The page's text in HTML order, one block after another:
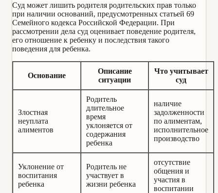
Суд может лишить родителя родительских прав только
при наличии оснований, предусмотренных статьей 69
Семейного кодекса Российской Федерации. При
рассмотрении дела суд оценивает поведение родителя,
его отношение к ребенку и последствия такого
поведения для ребенка.
Основание
Описание
ситуации
Что учитывает
суд
Злостная
неуплата
алиментов
Родитель
длительное
время
уклоняется от
содержания
ребенка
наличие
задолженности
по алиментам,
исполнительное
производство
Уклонение от
воспитания
ребенка
Родитель не
участвует в
жизни ребенка
отсутствие
общения и
участия в
воспитании